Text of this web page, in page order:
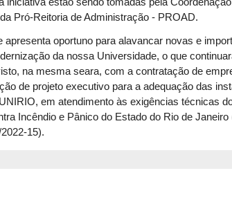
iniciativa estão sendo tomadas pela
Pró-Reitoria de Administração - PROAD.
apresenta oportuno para alavancar novas e
da nossa Universidade, o que
na mesma seara, com a contratação de
de projeto executivo para a adequação das
em atendimento às exigências técnicas
Incêndio e Pânico do Estado do Rio de Janeiro
15).